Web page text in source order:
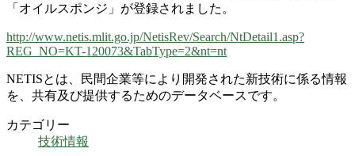
「オイルスポンジ」が登録されました。
http://www.netis.mlit.go.jp/NetisRev/Search/NtDetail1.asp?
REG_NO=KT-120073&TabType=2&nt=nt
NETISとは、民間企業等により開発された新技術に係る情報
を、共有及び提供するためのデータベースです。
カテゴリー
技術情報